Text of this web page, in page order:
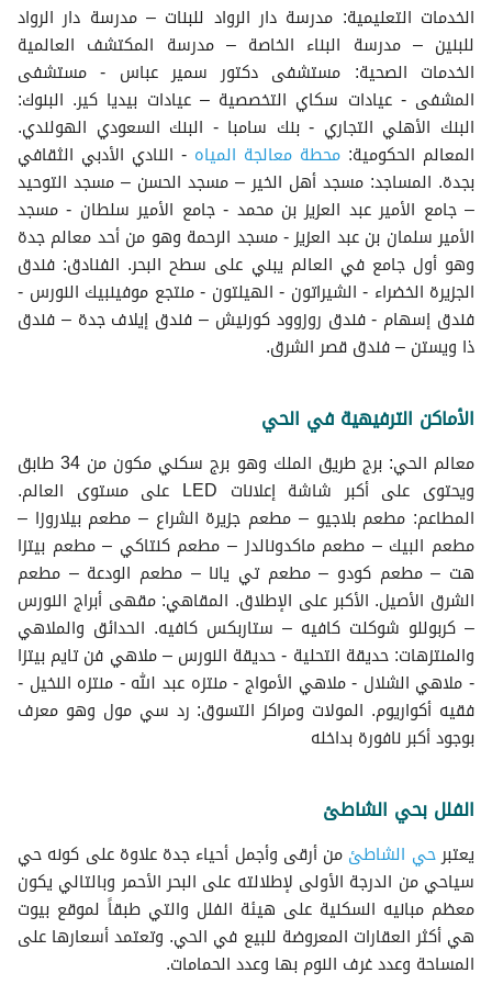
الخدمات التعليمية: مدرسة دار الرواد للبنات – مدرسة دار الرواد
للبنين – مدرسة البناء الخاصة – مدرسة المكتشف العالمية
الخدمات الصحية: مستشفى دكتور سمير عباس - مستشفى
المشفى - عيادات سكاي التخصصية – عيادات بيديا كير. البنوك:
البنك الأهلي التجاري - بنك سامبا - البنك السعودي الهولندي.
المعالم الحكومية: محطة معالجة المياه - النادي الأدبي الثقافي
بجدة. المساجد: مسجد أهل الخير – مسجد الحسن – مسجد التوحيد
– جامع الأمير عبد العزيز بن محمد - جامع الأمير سلطان - مسجد
الأمير سلمان بن عبد العزيز - مسجد الرحمة وهو من أحد معالم جدة
وهو أول جامع في العالم يبني على سطح البحر. الفنادق: فندق
الجزيرة الخضراء - الشيراتون - الهيلتون - منتجع موفينبيك النورس -
فندق إسهام - فندق روزوود كورنيش – فندق إيلاف جدة – فندق
ذا ويستن – فندق قصر الشرق.
الأماكن الترفيهية في الحي
معالم الحي: برج طريق الملك وهو برج سكني مكون من 34 طابق
ويحتوى على أكبر شاشة إعلانات LED على مستوى العالم.
المطاعم: مطعم بلاجيو – مطعم جزيرة الشراع – مطعم بيلاروزا –
مطعم البيك – مطعم ماكدونالدز – مطعم كنتاكي – مطعم بيتزا
هت – مطعم كودو – مطعم تي يانا – مطعم الودعة – مطعم
الشرق الأصيل. الأكبر على الإطلاق. المقاهي: مقهى أبراج النورس
– كربوللو شوكلت كافيه – ستاربكس كافيه. الحدائق والملاهي
والمنتزهات: حديقة التحلية - حديقة النورس – ملاهي فن تايم بيتزا
- ملاهي الشلال - ملاهي الأمواج - منتزه عبد الله - منتزه النخيل -
فقيه أكواريوم. المولات ومراكز التسوق: رد سي مول وهو معرف
بوجود أكبر نافورة بداخله
الفلل بحي الشاطئ
يعتبرحي الشاطئ من أرقى وأجمل أحياء جدة علاوة على كونه حي
سياحي من الدرجة الأولى لإطلالته على البحر الأحمر وبالتالي يكون
معظم مبانيه السكنية على هيئة الفلل والتي طبقاً لموقع بيوت
هي أكثر العقارات المعروضة للبيع في الحي. وتعتمد أسعارها على
المساحة وعدد غرف النوم بها وعدد الحمامات.